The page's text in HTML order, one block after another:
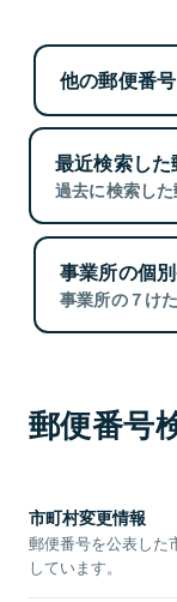
他の郵便番
最近検索し
過去に検索した
事業所の個
事業所の７け
郵便番号
市町村変更情報
郵便番号を公表した
しています。